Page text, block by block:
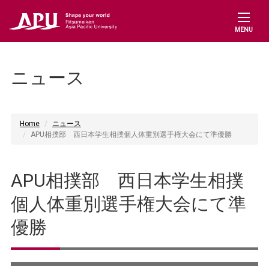
MENU
ニュース
Home
ニュース
APU相撲部 西日本学生相撲個人体重別選手権大会にて準優勝
APU相撲部 西日本学生相撲
個人体重別選手権大会にて準
優勝